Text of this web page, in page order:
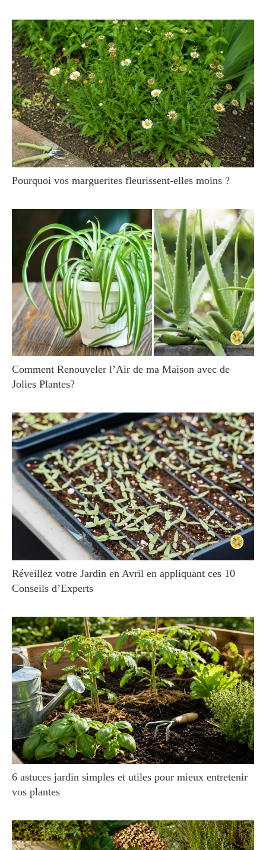
Pourquoi vos marguerites fleurissent-elles moins ?
Comment Renouveler l’Air de ma Maison avec de
Jolies Plantes?
Réveillez votre Jardin en Avril en appliquant ces 10
Conseils d’Experts
6 astuces jardin simples et utiles pour mieux entretenir
vos plantes